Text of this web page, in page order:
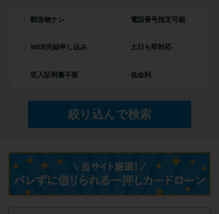
得した話
最速！最短40分で借りられるカ
特集ページ一覧
銀行カードローンを選ぶべき4つ
の理由
郵送物ナシ 電話番号指定可能
WEB完結申し込み 土日も即対応
収入証明書不要 低金利
絞り込んで検索